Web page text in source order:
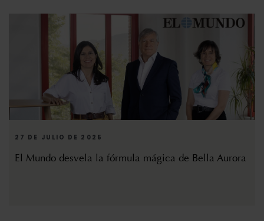
27 DE JULIO DE 2025
El Mundo desvela la fórmula mágica de Bella Aurora